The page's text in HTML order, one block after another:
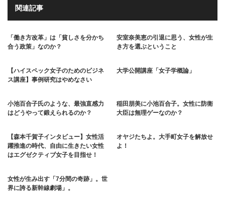
関連記事
「働き方改革」は「貧しさを分かち
合う政策」なのか？
安室奈美恵の引退に思う、女性が生
き方を選ぶということ
【ハイスペック女子のためのビジネ
ス講座】事例研究はやめなさい
大学公開講座「女子学概論」
小池百合子氏のような、最強直感力
はどうやって鍛えられるのか？
稲田朋美に小池百合子。女性に防衛
大臣は無理ゲーなのか？
【森本千賀子インタビュー】女性活
躍推進の時代、自由に生きたい女性
はエグゼクティブ女子を目指せ！
オヤジたちよ。大手町女子を解放せ
よ！
女性が生み出す「7分間の奇跡」。世
界に誇る新幹線劇場」。